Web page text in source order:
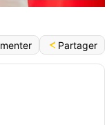
Partager